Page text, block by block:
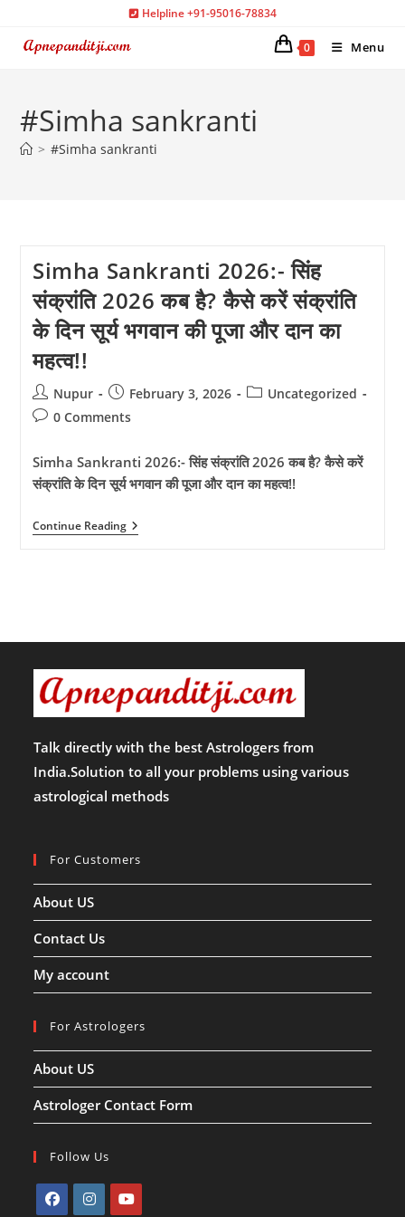
content
Helpline +91-95016-78834
0 Menu
#Simha sankranti
> #Simha sankranti
Simha Sankranti 2026:- सिंह
संक्रांति 2026 कब है? कैसे करें संक्रांति
के दिन सूर्य भगवान की पूजा और दान का
महत्व!!
Post
author:
Nupur
Post
published:
February 3, 2026
PostUncategorized
Post0 Comments
Simha Sankranti 2026:- सिंह संक्रांति 2026 कब है? कैसे करें
संक्रांति के दिन सूर्य भगवान की पूजा और दान का महत्व!!
Continue ReadingSimha
Sankranti
कैसे
संक्रांति
के
दिन
सूर्य
की
पूजा
और
दान
का
Talk directly with the best Astrologers from
India.Solution to all your problems using various
astrological methods
For Customers
About US
Contact Us
My account
For Astrologers
About US
Astrologer Contact Form
Follow Us